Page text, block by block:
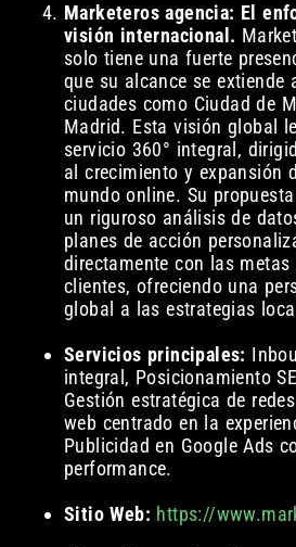
Marketeros agencia: El
visión internacional.
solo tiene una fuerte
que su alcance se extiende
ciudades como Ciudad de
Madrid. Esta visión global
servicio 360° integral,
al crecimiento y expansión
mundo online. Su
un riguroso análisis de
planes de acción
directamente con las
clientes, ofreciendo una
global a las estrategias
Servicios principales:
integral, Posicionamiento
Gestión estratégica de
web centrado en la
Publicidad en Google Ads
performance.
Sitio Web: https://